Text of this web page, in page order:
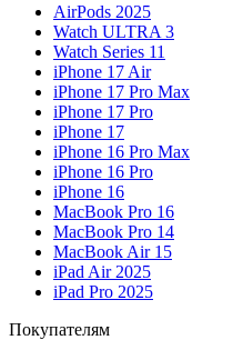
AirPods 2025
Watch ULTRA 3
Watch Series 11
iPhone 17 Air
iPhone 17 Pro Max
iPhone 17 Pro
iPhone 17
iPhone 16 Pro Max
iPhone 16 Pro
iPhone 16
MacBook Pro 16
MacBook Pro 14
MacBook Air 15
iPad Air 2025
iPad Pro 2025
Покупателям